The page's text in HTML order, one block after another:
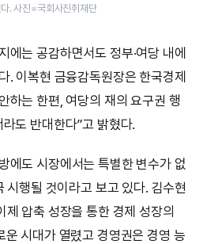
. 사진=국회사진취재단
에는 공감하면서도 정부·여당 내에
. 이복현 금융감독원장은 한국경제
하는 한편, 여당의 재의 요구권 행
도 반대한다”고 밝혔다.
에도 시장에서는 특별한 변수가 없
시행될 것이라고 보고 있다. 김수현
제 압축 성장을 통한 경제 성장의
운 시대가 열렸고 경영권은 경영 능